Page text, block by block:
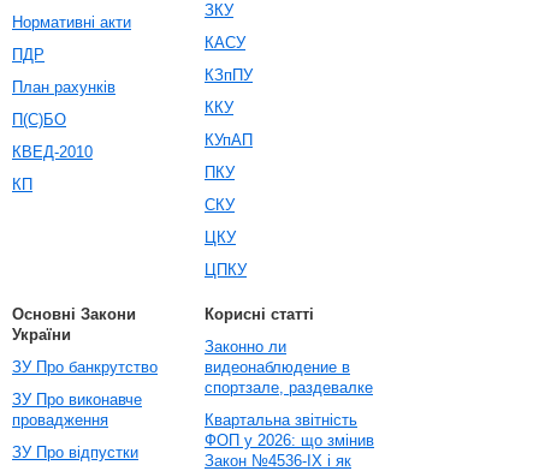
Нормативні акти
ПДР
План рахунків
П(С)БО
КВЕД-2010
КП
ЗКУ
КАСУ
КЗпПУ
ККУ
КУпАП
ПКУ
СКУ
ЦКУ
ЦПКУ
Основні Закони
України
ЗУ Про банкрутство
ЗУ Про виконавче
провадження
ЗУ Про відпустки
Корисні статті
Законно ли
видеонаблюдение в
спортзале, раздевалке
Квартальна звітність
ФОП у 2026: що змінив
Закон №4536-IX і як